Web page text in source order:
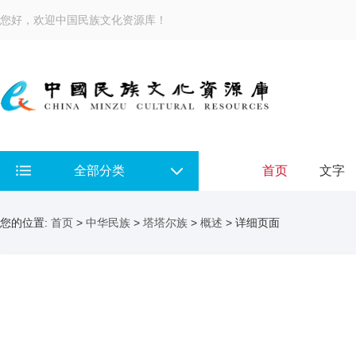
您好，欢迎中国民族文化资源库！
全部分类 首页 文字
您的位置: 首页 > 中华民族 > 塔塔尔族 > 概述 > 详细页面